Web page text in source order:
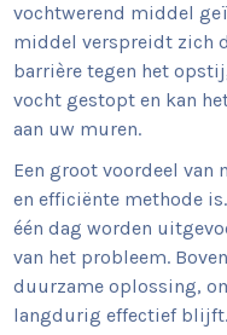
vochtwerend middel
middel verspreidt zich
barrière tegen het
vocht gestopt en kan
aan uw muren.
Een groot voordeel
en efficiënte methode
één dag worden
van het probleem.
duurzame oplossing,
langdurig effectief blijft.